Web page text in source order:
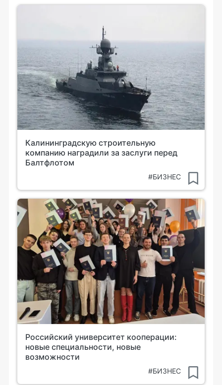
Калининградскую строительную
компанию наградили за заслуги перед
Балтфлотом
#БИЗНЕС
Российский университет кооперации:
новые специальности, новые
возможности
#БИЗНЕС